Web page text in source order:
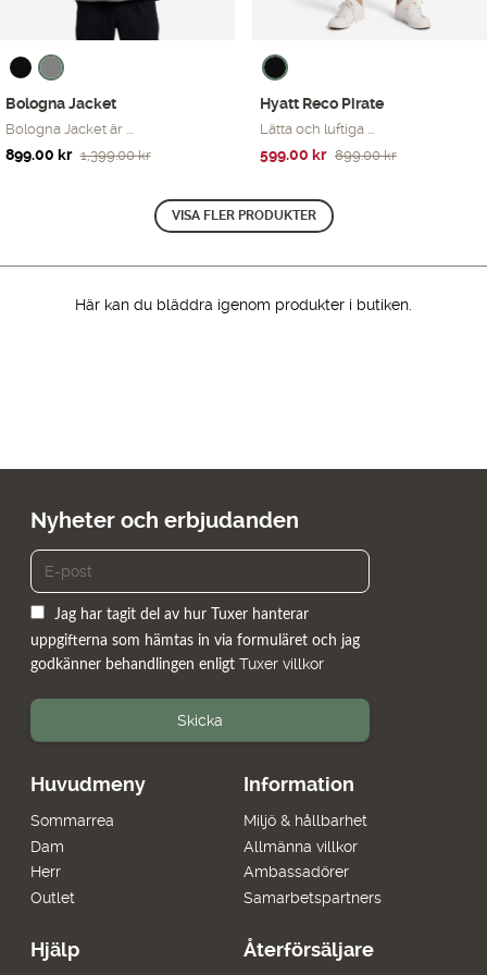
Bologna Jacket
Bologna Jacket är ...
1,399.00kr
Det
899.00 kr
Det
Hyatt Reco Pirate
Lätta och luftiga ...
899.00kr
Det
priset
var:
599.00 kr
Det
priset
är:
VISA FLER PRODUKTER
Här kan du bläddra igenom produkter i butiken.
Huvudmeny
Sommarrea
Dam
Herr
Outlet
Information
Miljö & hållbarhet
Allmänna villkor
Ambassadörer
Samarbetspartners
Hjälp Återförsäljare
Nyheter och erbjudanden
Jag har tagit del av hur Tuxer hanterar
uppgifterna som hämtas in via formuläret och jag
godkänner behandlingen enligt Tuxer villkor
Skicka